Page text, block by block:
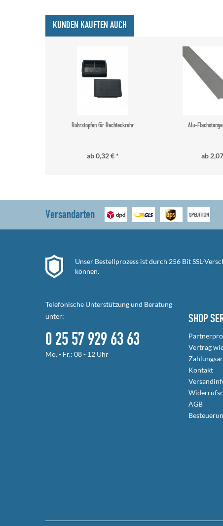
KUNDEN KAUFTEN AUCH
Rohrstopfen für Rechteckrohr
ab 0,32 € *
Alu-
ab
Versandarten
Unser Bestellprozess ist durch 256 Bit SSL-
können.
Telefonische Unterstützung und Beratung
unter:
0 25 57 929 63 63
Mo. - Fr.: 08 - 12 Uhr
SHOP
Vertrag
Kontakt
AGB